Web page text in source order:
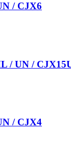
/ CJX6
/ UN /
/ CJX4